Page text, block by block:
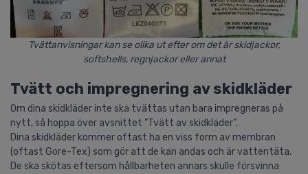
Tvättanvisningar kan se olika ut efter om det är skidjackor,
softshells, regnjackor eller annat
Tvätt och impregnering av skidkläder
Om dina skidkläder inte ska tvättas utan bara impregneras på
nytt, så hoppa över avsnittet ”Tvätt av skidkläder”.
Dina skidkläder kommer oftast ha en viss form av membran
(oftast Gore-Tex) som gör att de kan andas och är vattentäta.
De ska skötas eftersom hållbarheten annars skulle försvinna